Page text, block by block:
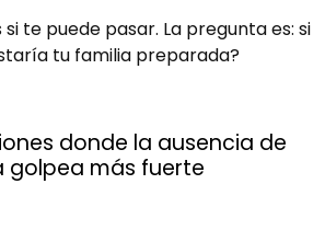
te puede pasar. La pregunta es: si
tu familia preparada?
donde la ausencia de
golpea más fuerte